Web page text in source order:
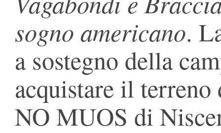
sogno americano.
a sostegno della
acquistare il
NO MUOS di